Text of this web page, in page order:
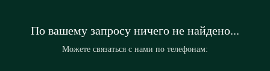
По вашему запросу ничего не найдено...
Можете связаться с нами по телефонам: